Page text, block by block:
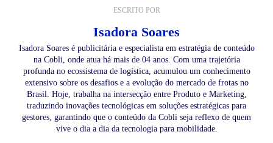
ESCRITO POR
Isadora Soares
Isadora Soares é publicitária e especialista em estratégia de conteúdo
na Cobli, onde atua há mais de 04 anos. Com uma trajetória
profunda no ecossistema de logística, acumulou um conhecimento
extensivo sobre os desafios e a evolução do mercado de frotas no
Brasil. Hoje, trabalha na intersecção entre Produto e Marketing,
traduzindo inovações tecnológicas em soluções estratégicas para
gestores, garantindo que o conteúdo da Cobli seja reflexo de quem
vive o dia a dia da tecnologia para mobilidade.